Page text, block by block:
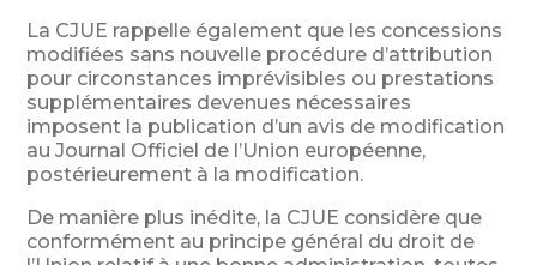
La CJUE rappelle également que les concessions
modifiées sans nouvelle procédure d’attribution
pour circonstances imprévisibles ou prestations
supplémentaires devenues nécessaires
imposent la publication d’un avis de modification
au Journal Officiel de l’Union européenne,
postérieurement à la modification.
De manière plus inédite, la CJUE considère que
conformément au principe général du droit de